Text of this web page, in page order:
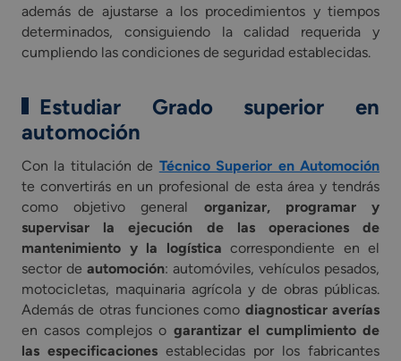
además de ajustarse a los procedimientos y tiempos
determinados, consiguiendo la calidad requerida y
cumpliendo las condiciones de seguridad establecidas.
Estudiar Grado superior en
automoción
Con la titulación de Técnico Superior en Automoción
te convertirás en un profesional de esta área y tendrás
como objetivo general organizar, programar y
supervisar la ejecución de las operaciones de
mantenimiento y la logística correspondiente en el
sector de automoción: automóviles, vehículos pesados,
motocicletas, maquinaria agrícola y de obras públicas.
Además de otras funciones como diagnosticar averías
en casos complejos o garantizar el cumplimiento de
las especificaciones establecidas por los fabricantes